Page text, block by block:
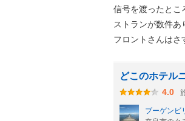
信号を渡ったとこ
ストランが数件あ
フロントさんはさ
大浴場がありま
年数が経って古
ミナルや観光案
どこのホテル
4.0
ブーゲンビ